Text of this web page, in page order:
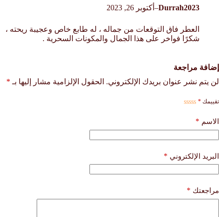
Durrah2023
– أكتوبر 26, 2023
العطر فاق التوقعات من جماله ، له طابع خاص وعجيبة ريحته ،
شكرًا فواخر على هذا الجمال والمكونات السحرية .
إضافة مراجعة
لن يتم نشر عنوان بريدك الإلكتروني. الحقول الإلزامية مشار إليها بـ *
تقييمك *
الاسم *
البريد الإلكتروني *
مراجعتك *